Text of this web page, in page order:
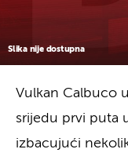
Slika nije dostupna
Vulkan Calbuco
srijedu prvi puta
izbacujući